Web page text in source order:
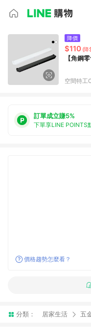
降價
$110 (降
【角鋼
空間特工
訂單成立賺5%
下單享LINE POINTS
價格趨勢怎麼看？
分類： 居家生活 五